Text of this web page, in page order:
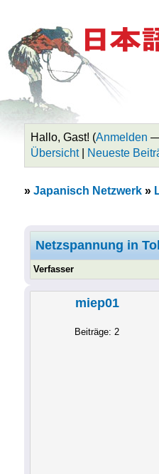
Hallo, Gast! (Anmelden
Übersicht| Neueste
» Japanisch Netzwerk»
Netzspannung in
Verfasser
miep01
Beiträge: 2